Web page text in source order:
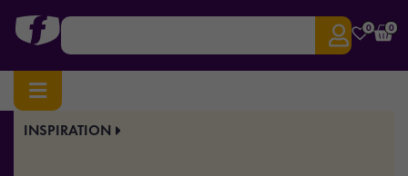
0 0
INSPIRATION
Hem/Drinkware/ Glas